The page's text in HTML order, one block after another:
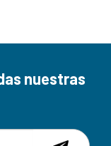
nuestras